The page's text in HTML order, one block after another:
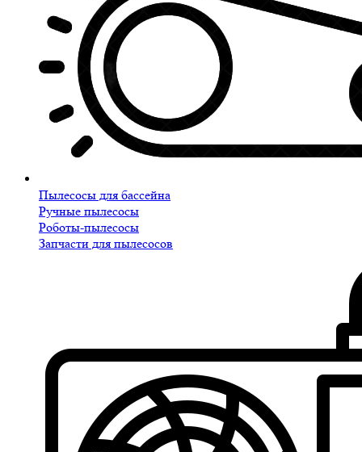
Пылесосы для бассейна
Ручные пылесосы
Роботы-пылесосы
Запчасти для пылесосов